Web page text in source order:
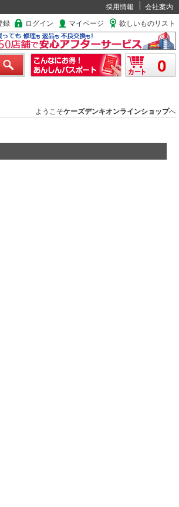
採用情報
会社案内
録 ログイン マイページ 欲しいものリスト
0
ようこそケーズデンキオンラインショップへ